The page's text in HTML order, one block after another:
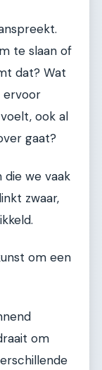
te slaan of
dat? Wat
ervoor
ook al
gaat?
die we vaak
zwaar,
om een
om